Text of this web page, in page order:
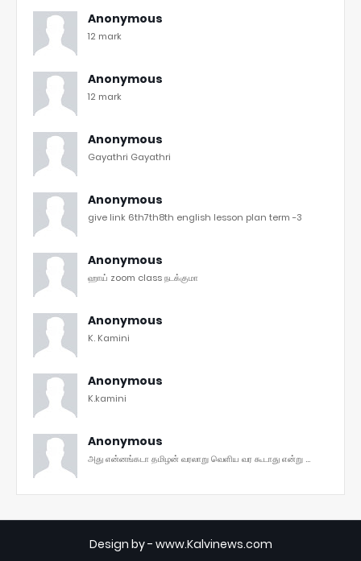
Anonymous
12 mark
Anonymous
12 mark
Anonymous
Gayathri Gayathri
Anonymous
give link 6th7th8th english lesson plan term -3
Anonymous
ஹாய் zoom class நடக்குமா
Anonymous
K. Kamini
Anonymous
K.kamini
Anonymous
அது என்னங்கடா தமிழன் வரலாறு வெளிய வர கூடாது என்று ...
Design by - www.Kalvinews.com